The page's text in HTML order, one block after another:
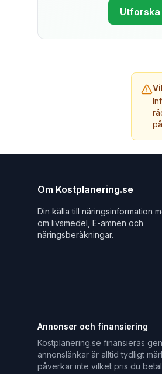
Om Kostplanering.se
Din källa till näringsinformation
om livsmedel, E-ämnen och
näringsberäkningar.
Annonser och finansiering
Kostplanering.se finansieras
annonslänkar är alltid tydligt
påverkar inte vilket pris du